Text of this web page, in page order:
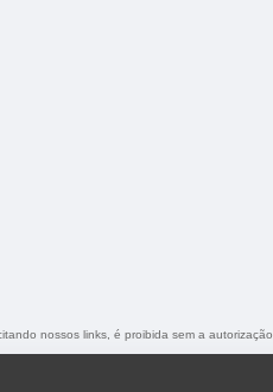
nossos links, é proibida sem a